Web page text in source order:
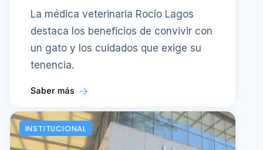
La médica veterinaria Rocío Lagos
destaca los beneficios de convivir con
un gato y los cuidados que exige su
tenencia.
Saber más
INSTITUCIONAL